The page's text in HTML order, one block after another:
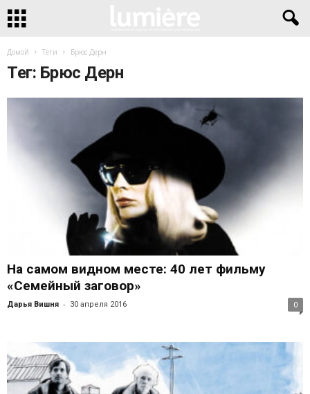
Домой Теги Брюс Дерн
Тег: Брюс Дерн
На самом видном месте: 40 лет фильму
«Семейный заговор»
Дарья Вишня - 30 апреля 2016 0